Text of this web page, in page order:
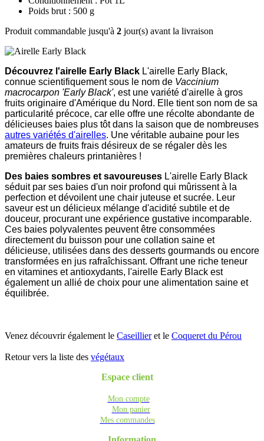
Poids brut : 500 g
Produit commandable jusqu'à 2 jour(s) avant la livraison
Découvrez l'airelle Early Black L'airelle Early Black,
connue scientifiquement sous le nom de Vaccinium
macrocarpon 'Early Black', est une variété d'airelle à gros
fruits originaire d'Amérique du Nord. Elle tient son nom de sa
particularité précoce, car elle offre une récolte abondante de
délicieuses baies plus tôt dans la saison que de nombreuses
autres variétés d'airelles. Une véritable aubaine pour les
amateurs de fruits frais désireux de se régaler dès les
premières chaleurs printanières !
Des baies sombres et savoureuses L'airelle Early Black
séduit par ses baies d'un noir profond qui mûrissent à la
perfection et dévoilent une chair juteuse et sucrée. Leur
saveur est un délicieux mélange d'acidité subtile et de
douceur, procurant une expérience gustative incomparable.
Ces baies polyvalentes peuvent être consommées
directement du buisson pour une collation saine et
délicieuse, utilisées dans des desserts gourmands ou encore
transformées en jus rafraîchissant. Offrant une riche teneur
en vitamines et antioxydants, l'airelle Early Black est
également un allié de choix pour une alimentation saine et
équilibrée.
Venez découvrir également le Caseillieret le Coqueret du Pérou
Retour vers la liste des végétaux
Espace client
Mon compte
Mon panier
Mes commandes